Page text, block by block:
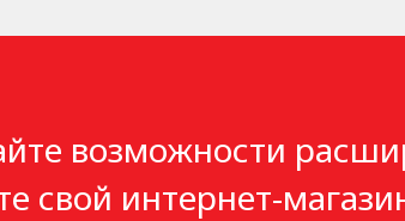
возможности
свой интернет-